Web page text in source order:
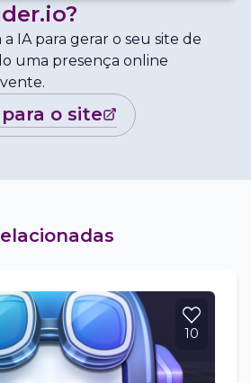
?
IA para gerar o seu site de
uma presença online
para o site
10